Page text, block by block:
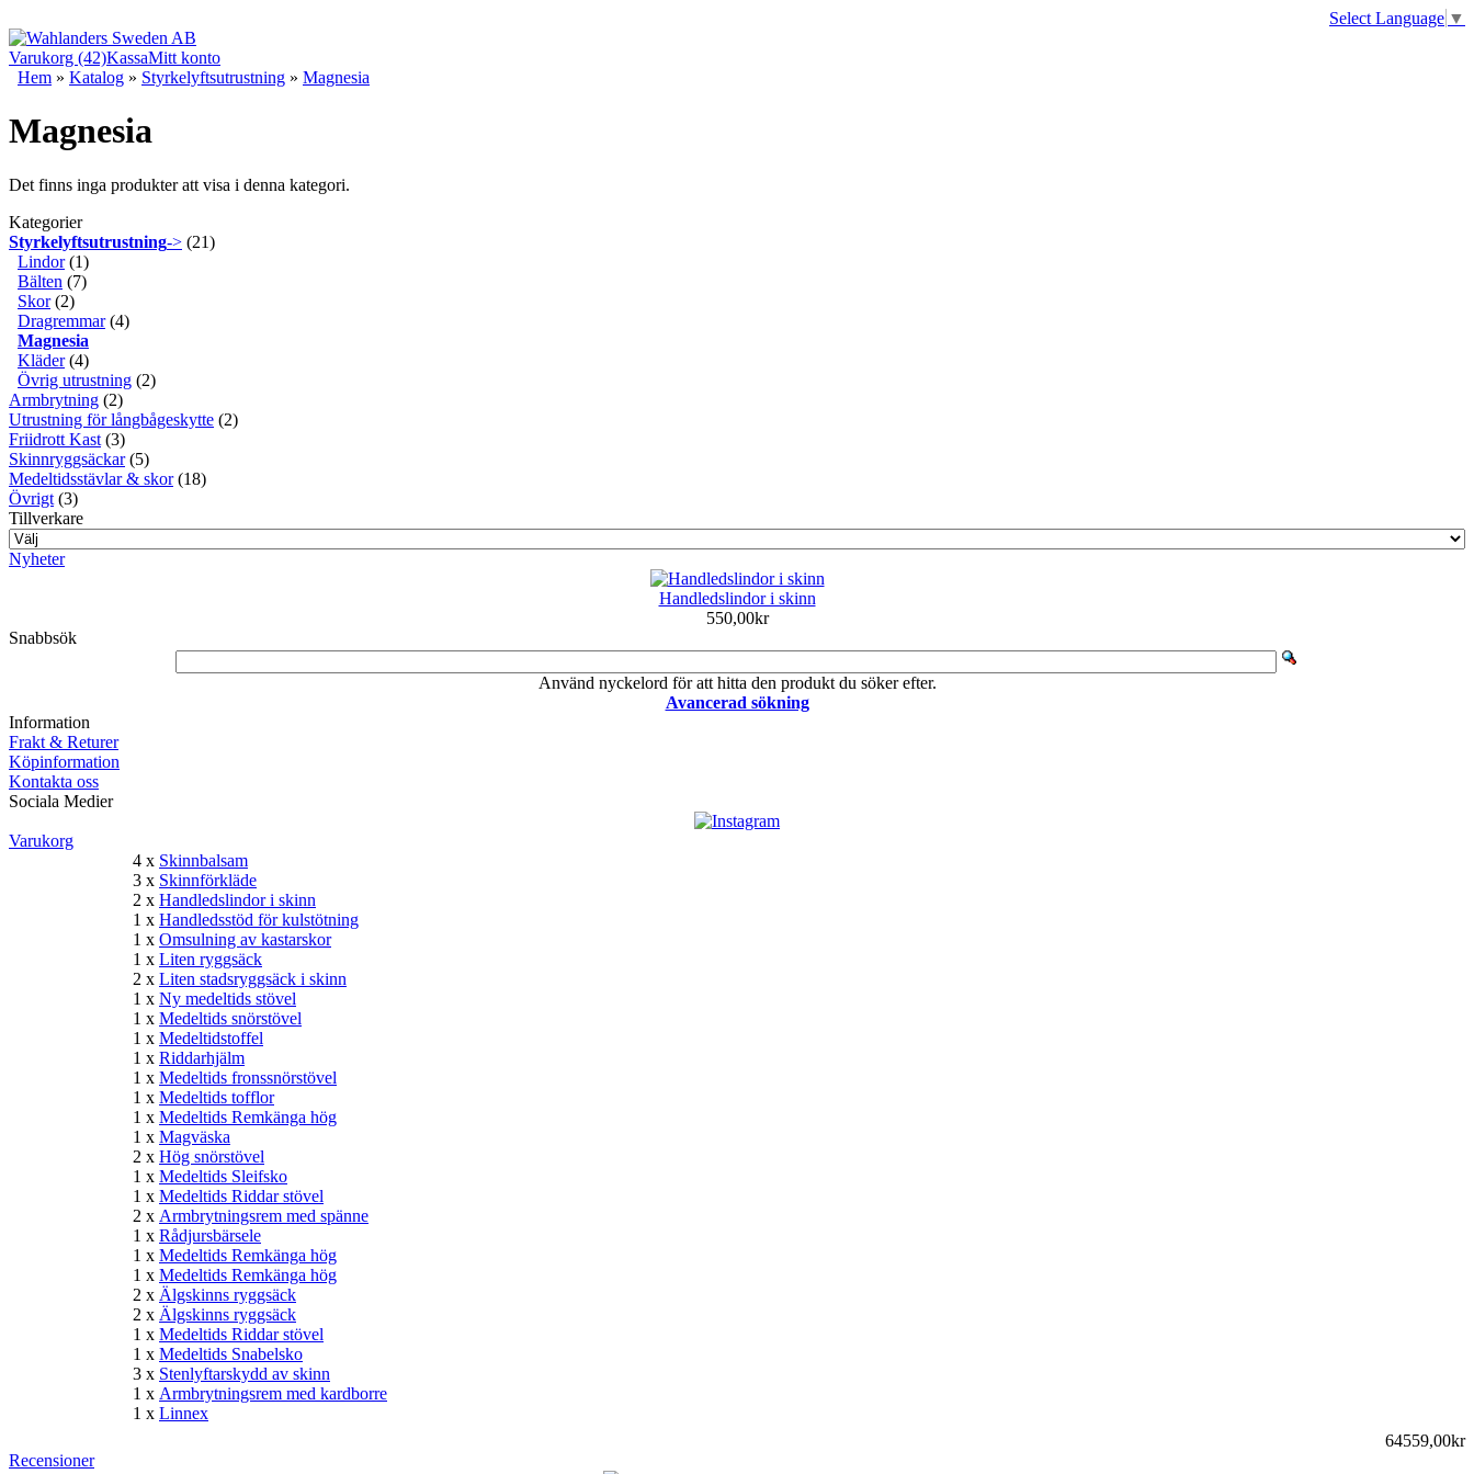
Select Language ▼
Varukorg (42)KassaMitt konto
Hem » Katalog » Styrkelyftsutrustning » Magnesia
Magnesia
Det finns inga produkter att visa i denna kategori.
Kategorier
Styrkelyftsutrustning-> (21)
Lindor(1)
Bälten (7)
Skor(2)
Dragremmar(4)
Magnesia
Kläder(4)
Övrig utrustning (2)
Armbrytning (2)
Utrustning för långbågeskytte (2)
Friidrott Kast (3)
Skinnryggsäckar(5)
Medeltidsstävlar & skor(18)
Övrigt (3)
Tillverkare
Nyheter
Handledslindor i skinn
550,00kr
Snabbsök
Använd nyckelord för att hitta den produkt du söker efter.
Avancerad sökning
Information
Frakt & Returer
Köpinformation
Kontakta oss
Sociala Medier
Varukorg
4 x Skinnbalsam
3 x Skinnförkläde
2 x Handledslindor i skinn
1 x Handledsstöd för kulstötning
1 x Omsulning av kastarskor
1 x Liten ryggsäck
2 x Liten stadsryggsäck i skinn
1 x Ny medeltids stövel
1 x Medeltids snörstövel
1 x Medeltidstoffel
1 x Riddarhjälm
1 x Medeltids fronssnörstövel
1 x Medeltids tofflor
1 x Medeltids Remkänga hög
1 x Magväska
2 x Hög snörstövel
1 x Medeltids Sleifsko
1 x Medeltids Riddar stövel
2 x Armbrytningsrem med spänne
1 x Rådjursbärsele
1 x Medeltids Remkänga hög
1 x Medeltids Remkänga hög
2 x Älgskinns ryggsäck
2 x Älgskinns ryggsäck
1 x Medeltids Riddar stövel
1 x Medeltids Snabelsko
3 x Stenlyftarskydd av skinn
1 x Armbrytningsrem med kardborre
1 x Linnex
64559,00kr
Recensioner